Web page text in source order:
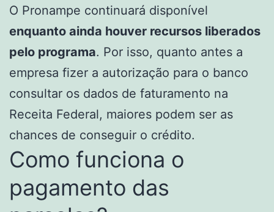
O Pronampe continuará disponível
enquanto ainda houver recursos liberados
pelo programa. Por isso, quanto antes a
empresa fizer a autorização para o banco
consultar os dados de faturamento na
Receita Federal, maiores podem ser as
chances de conseguir o crédito.
Como funciona o
pagamento das